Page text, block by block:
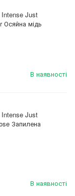
Intense Just
мідь
В наявності
Intense Just
Запилена
В наявності